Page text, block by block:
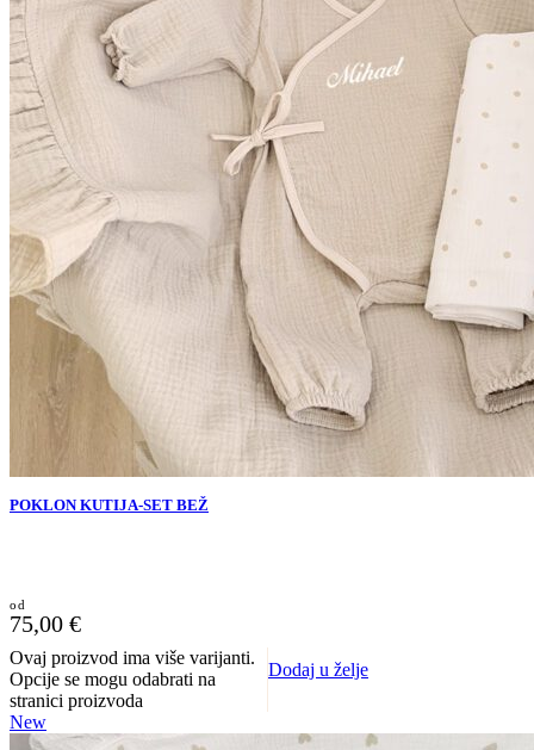
POKLON KUTIJA-SET BEŽ
75,00 €
Ovaj proizvod ima više varijanti.
Opcije se mogu odabrati na
stranici proizvoda
Dodaj u želje
New